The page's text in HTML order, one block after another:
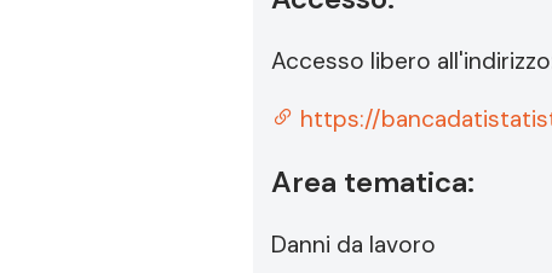
Accesso libero
https://
Area tematica:
Danni da lavoro